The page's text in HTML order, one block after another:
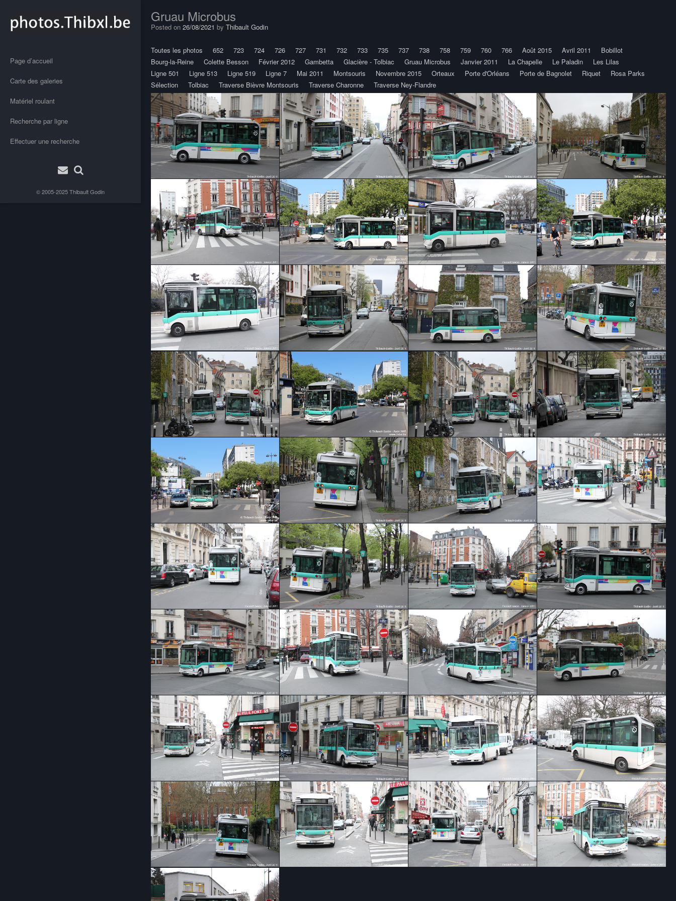
Page d’accueil
Carte des galeries
Matériel roulant
Recherche par ligne
Effectuer une recherche
© 2005-2025Thibault Godin
Gruau Microbus
Posted on 26/08/2021 by Thibault Godin
Toutes les photos 652 723 724 726 727 731 732 733 735 737 738 758 759 760 766 Août 2015 Avril 2011
Bobillot
Bourg-la-Reine
Colette Besson Février 2012 Gambetta Glacière - Tolbiac Gruau Microbus Janvier 2011 La Chapelle Le Paladin
Les Lilas
Ligne 501
Ligne 513 Ligne 519 Ligne 7 Mai 2011 Montsouris Novembre 2015 Orteaux Porte d'Orléans Porte de Bagnolet Riquet
Rosa Parks
Sélection
Tolbiac Traverse Bièvre Montsouris Traverse Charonne Traverse Ney-Flandre